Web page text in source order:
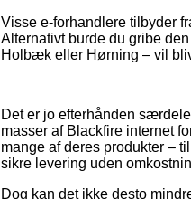
Visse e-forhandlere tilbyder
Alternativt burde du gribe
Holbæk eller Hørning – vil
Det er jo efterhånden
masser af Blackfire internet
mange af deres produkter –
sikre levering uden
Dog kan det ikke desto